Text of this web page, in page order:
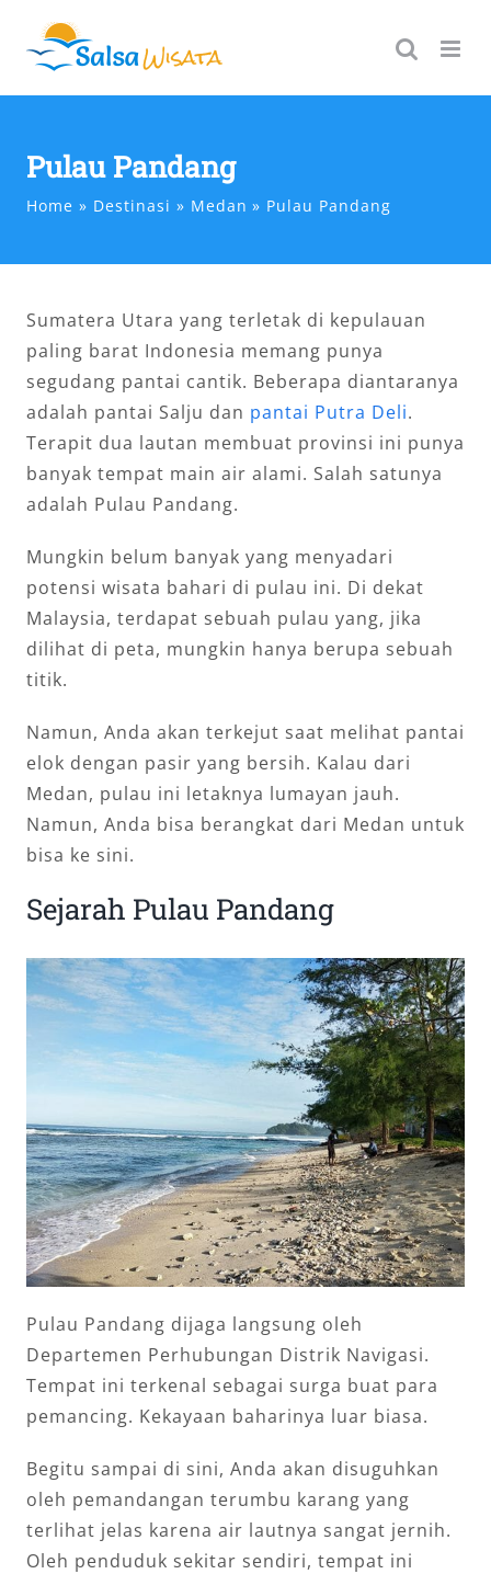
content
Pulau Pandang
Home Destinasi Medan Pulau Pandang
Sumatera Utara yang terletak di kepulauan
paling barat Indonesia memang punya
segudang pantai cantik. Beberapa diantaranya
adalah pantai Salju dan pantai Putra Deli.
Terapit dua lautan membuat provinsi ini punya
banyak tempat main air alami. Salah satunya
adalah Pulau Pandang.
Mungkin belum banyak yang menyadari
potensi wisata bahari di pulau ini. Di dekat
Malaysia, terdapat sebuah pulau yang, jika
dilihat di peta, mungkin hanya berupa sebuah
titik.
Namun, Anda akan terkejut saat melihat pantai
elok dengan pasir yang bersih. Kalau dari
Medan, pulau ini letaknya lumayan jauh.
Namun, Anda bisa berangkat dari Medan untuk
bisa ke sini.
Sejarah Pulau Pandang
Pulau Pandang dijaga langsung oleh
Departemen Perhubungan Distrik Navigasi.
Tempat ini terkenal sebagai surga buat para
pemancing. Kekayaan baharinya luar biasa.
Begitu sampai di sini, Anda akan disuguhkan
oleh pemandangan terumbu karang yang
terlihat jelas karena air lautnya sangat jernih.
Oleh penduduk sekitar sendiri, tempat ini